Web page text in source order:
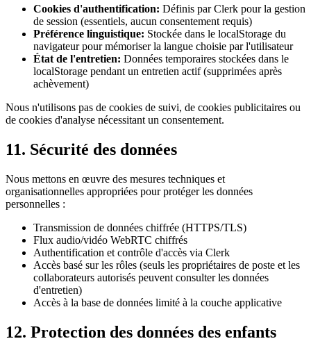
Cookies d'authentification: Définis par Clerk pour la gestion
de session (essentiels, aucun consentement requis)
Préférence linguistique: Stockée dans le localStorage du
navigateur pour mémoriser la langue choisie par l'utilisateur
État de l'entretien: Données temporaires stockées dans le
localStorage pendant un entretien actif (supprimées après
achèvement)
Nous n'utilisons pas de cookies de suivi, de cookies publicitaires ou
de cookies d'analyse nécessitant un consentement.
11. Sécurité des données
Nous mettons en œuvre des mesures techniques et
organisationnelles appropriées pour protéger les données
personnelles :
Transmission de données chiffrée (HTTPS/TLS)
Flux audio/vidéo WebRTC chiffrés
Authentification et contrôle d'accès via Clerk
Accès basé sur les rôles (seuls les propriétaires de poste et les
collaborateurs autorisés peuvent consulter les données
d'entretien)
Accès à la base de données limité à la couche applicative
12. Protection des données des enfants